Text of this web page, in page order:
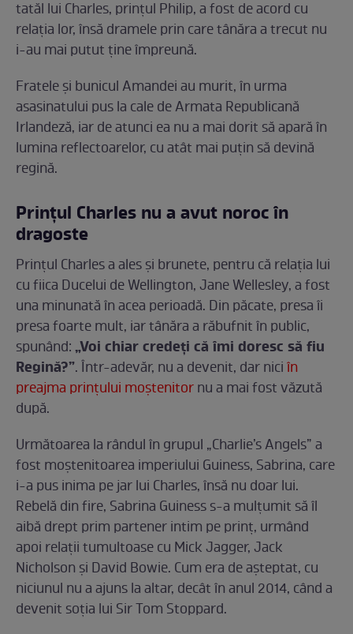
tatăl lui Charles, prințul Philip, a fost de acord cu
relația lor, însă dramele prin care tânăra a trecut nu
i-au mai putut ține împreună.
Fratele și bunicul Amandei au murit, în urma
asasinatului pus la cale de Armata Republicană
Irlandeză, iar de atunci ea nu a mai dorit să apară în
lumina reflectoarelor, cu atât mai puțin să devină
regină.
Prințul Charles nu a avut noroc în
dragoste
Prințul Charles a ales și brunete, pentru că relația lui
cu fiica Ducelui de Wellington, Jane Wellesley, a fost
una minunată în acea perioadă. Din păcate, presa îi
presa foarte mult, iar tânăra a răbufnit în public,
spunând: „Voi chiar credeţi că îmi doresc să fiu
Regină?”. Într-adevăr, nu a devenit, dar niciîn
preajma prințului moștenitornu a mai fost văzută
după.
Următoarea la rândul în grupul „Charlie’s Angels” a
fost moștenitoarea imperiului Guiness, Sabrina, care
i-a pus inima pe jar lui Charles, însă nu doar lui.
Rebelă din fire, Sabrina Guiness s-a mulțumit să îl
aibă drept prim partener intim pe prinț, urmând
apoi relații tumultoase cu Mick Jagger, Jack
Nicholson şi David Bowie. Cum era de așteptat, cu
niciunul nu a ajuns la altar, decât în anul 2014, când a
devenit soția lui Sir Tom Stoppard.